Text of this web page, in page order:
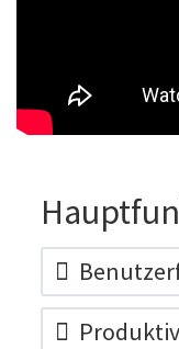
Mit den IDA